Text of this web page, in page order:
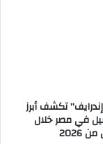
تكشف أبرز
في مصر خلال